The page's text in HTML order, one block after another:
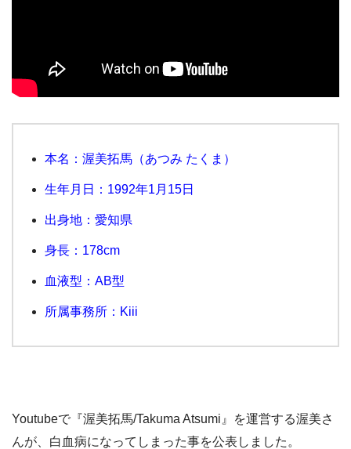
本名：渥美拓馬（あつみ たくま）
生年月日：1992年1月15日
出身地：愛知県
身長：178cm
血液型：AB型
所属事務所：Kiii
Youtubeで『渥美拓馬/Takuma Atsumi』を運営する渥美さ
んが、白血病になってしまった事を公表しました。